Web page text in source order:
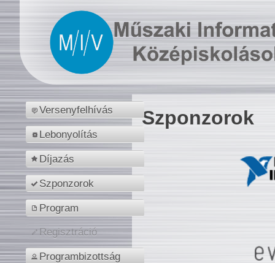
Versenyfelhívás
Lebonyolítás
Díjazás
Szponzorok
Program
Regisztráció
Programbizottság
Szponzorok